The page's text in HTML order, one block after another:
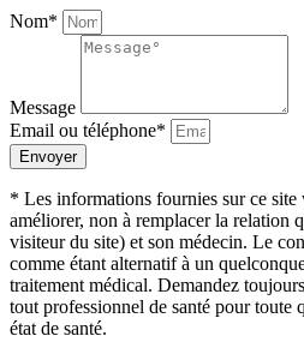
Nom*
Message
Email ou téléphone*
Envoyer
* Les informations fournies sur ce site
améliorer, non à remplacer la relation
visiteur du site) et son médecin. Le
comme étant alternatif à un
traitement médical. Demandez
tout professionnel de santé pour toute
état de santé.